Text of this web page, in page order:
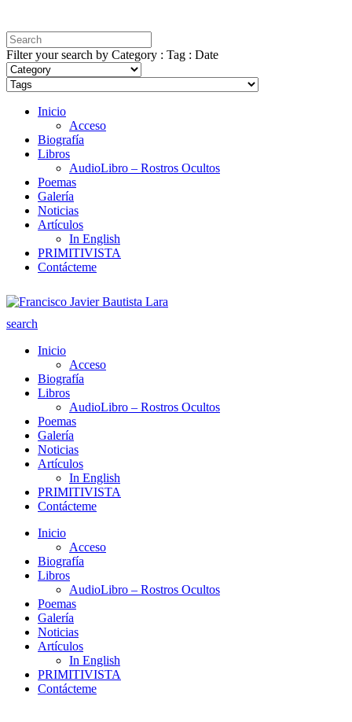
Filter your search by Category : Tag : Date
Inicio
Acceso
Biografía
Libros
AudioLibro – Rostros Ocultos
Poemas
Galería
Noticias
Artículos
In English
PRIMITIVISTA
Contácteme
search
Inicio
Acceso
Biografía
Libros
AudioLibro – Rostros Ocultos
Poemas
Galería
Noticias
Artículos
In English
PRIMITIVISTA
Contácteme
Inicio
Acceso
Biografía
Libros
AudioLibro – Rostros Ocultos
Poemas
Galería
Noticias
Artículos
In English
PRIMITIVISTA
Contácteme